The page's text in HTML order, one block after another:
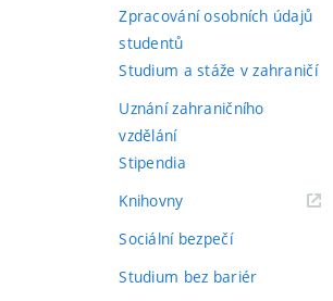
Zpracování osobních údajů
studentů
Studium a stáže v zahraničí
Uznání zahraničního
vzdělání
Stipendia
Knihovny(externí
Sociální bezpečí
Studium bez bariér